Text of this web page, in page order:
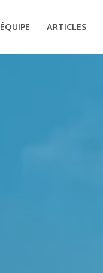
ÉQUIPE ARTICLES